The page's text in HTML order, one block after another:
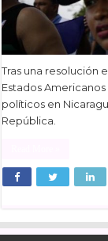
Tras una resolución
Estados
políticos en
República.